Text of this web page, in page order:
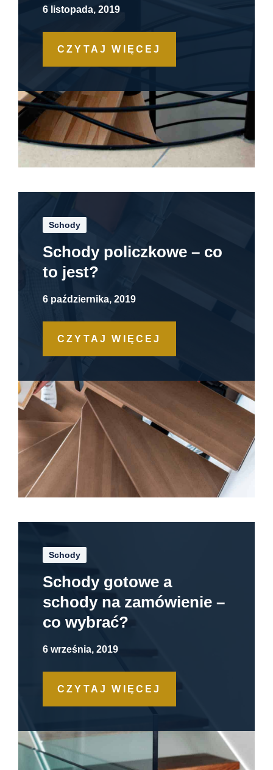
6 listopada, 2019
CZYTAJ WIĘCEJ
Schody
Schody policzkowe – co
to jest?
6 października, 2019
CZYTAJ WIĘCEJ
Schody
Schody gotowe a
schody na zamówienie –
co wybrać?
6 września, 2019
CZYTAJ WIĘCEJ